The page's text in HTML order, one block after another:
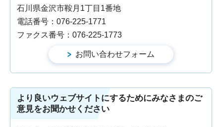
石川県金沢市鞍月1丁目1番地
電話番号：076-225-1771
ファクス番号：076-225-1773
より良いウェブサイトにするためにみなさまのご
意見をお聞かせください